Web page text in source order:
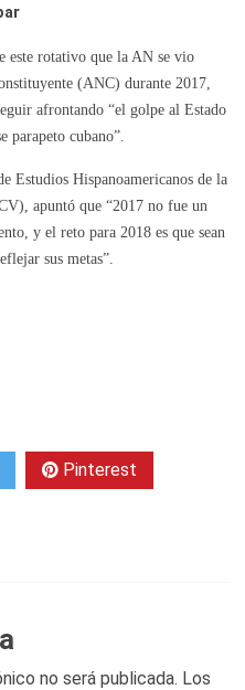
este rotativo que la AN se vio
(ANC) durante 2017,
afrontando “el golpe al Estado
parapeto cubano”.
Estudios Hispanoamericanos de la
apuntó que “2017 no fue un
y el reto para 2018 es que sean
sus metas”.
Pinterest
no será publicada. Los